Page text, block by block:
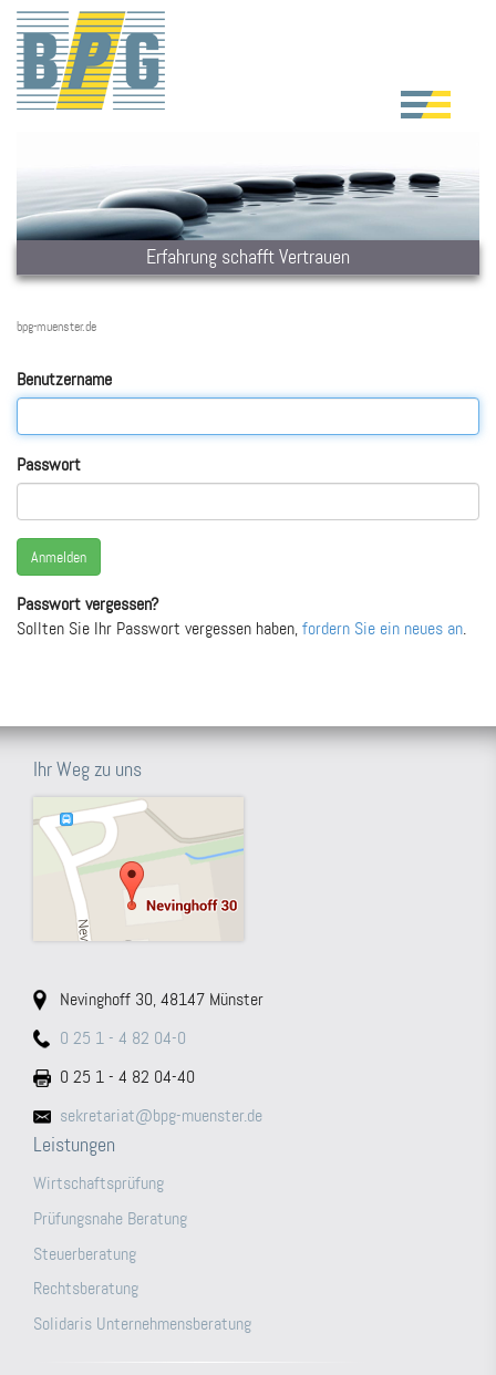
Erfahrung schafft Vertrauen
bpg-muenster.de
Benutzername
Passwort
Passwort vergessen?
Sollten Sie Ihr Passwort vergessen haben,fordern Sie ein neues an.
Ihr Weg zu uns
Nevinghoff 30, 48147 Münster
0 25 1 - 4 82 04-0
0 25 1 - 4 82 04-40
sekretariat@bpg-muenster.de
Leistungen
Wirtschaftsprüfung
Prüfungsnahe Beratung
Steuerberatung
Rechtsberatung
Solidaris Unternehmensberatung